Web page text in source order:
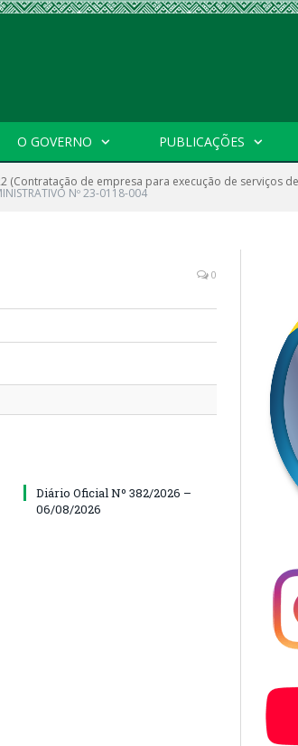
O GOVERNO PUBLICAÇÕES
(Contratação de empresa para execução de serviços
Nº 23-0118-004
0
Diário Oficial Nº 382/2026 –
06/08/2026